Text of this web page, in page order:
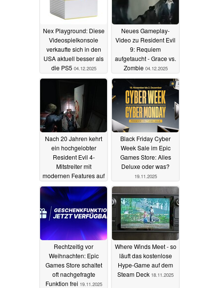
Nex Playground: Diese
Videospielkonsole
verkaufte sich in den
USA aktuell besser als
die PS5 04.12.2025
Neues Gameplay-
Video zu Resident Evil
9: Requiem
aufgetaucht - Grace vs.
Zombie 04.12.2025
Nach 20 Jahren kehrt
ein hochgelobter
Resident Evil 4-
Mitstreiter mit
modernen Features auf
den PC zurück
25.11.2025
Black Friday Cyber
Week Sale im Epic
Games Store: Alles
Deluxe oder was?
19.11.2025
Rechtzeitig vor
Weihnachten: Epic
Games Store schaltet
oft nachgefragte
Funktion frei 19.11.2025
Where Winds Meet - so
läuft das kostenlose
Hype-Game auf dem
Steam Deck 18.11.2025